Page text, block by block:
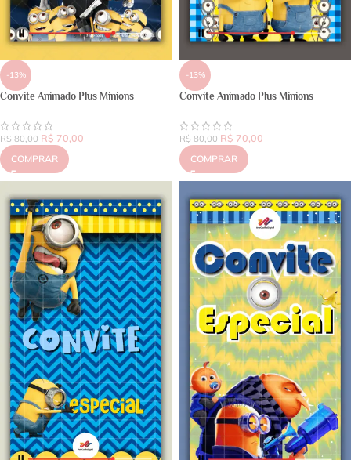
-13%
Convite Animado Plus Minions
R$80,00 R$ 70,00
COMPRAR
-13%
Convite Animado Plus Minions
R$80,00 R$ 70,00
COMPRAR